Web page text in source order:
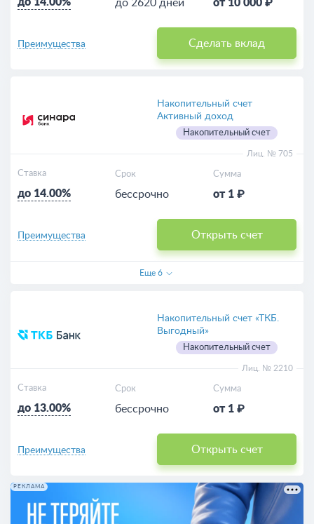
до 2620 дней от 10 000 ₽
Сделать вклад
Преимущества
Накопительный счет
Активный доход
Накопительный счет
Лиц. № 705
Ставка
до 14.00%
Срок
бессрочно
Сумма
от 1 ₽
Открыть счет
Преимущества
Еще 6
Накопительный счет «ТКБ.
Выгодный»
Накопительный счет
Лиц. № 2210
Ставка
до 13.00%
Срок
бессрочно
Сумма
от 1 ₽
Открыть счет
Преимущества
РЕКЛАМА